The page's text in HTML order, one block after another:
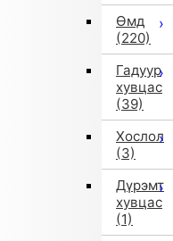
Өмд
(220)
Гадуур
хувцас
(39)
Хослол
(3)
Дүрэмт
хувцас
(1)
₮